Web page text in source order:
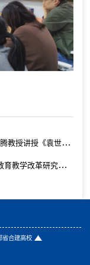
凯与民初社会发展研究》
究生教育类）重点项目立项
省合建高校